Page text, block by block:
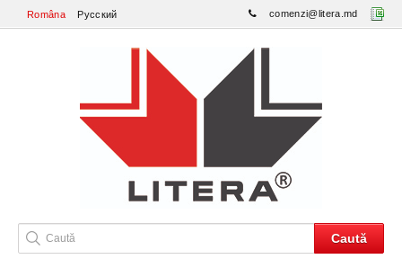
Româna Русский comenzi@litera.md
Caută